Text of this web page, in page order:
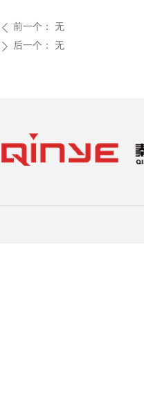
ꄴ 前一个： 无
ꄲ 后一个： 无